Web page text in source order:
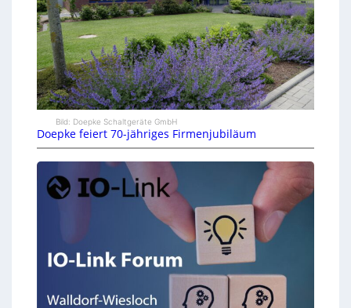
Bild: Doepke Schaltgeräte GmbH
Doepke feiert 70-jähriges Firmenjubiläum